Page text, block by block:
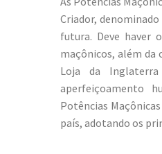
Criador,
futura. Deve haver
maçônicos, além da
Loja da
aperfeiçoamento
Potências
país, adotando os